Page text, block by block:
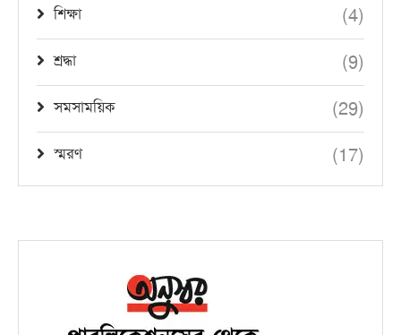
শিক্ষা (4)
শ্রদ্ধা (9)
সমসাময়িক (29)
স্মরণ (17)